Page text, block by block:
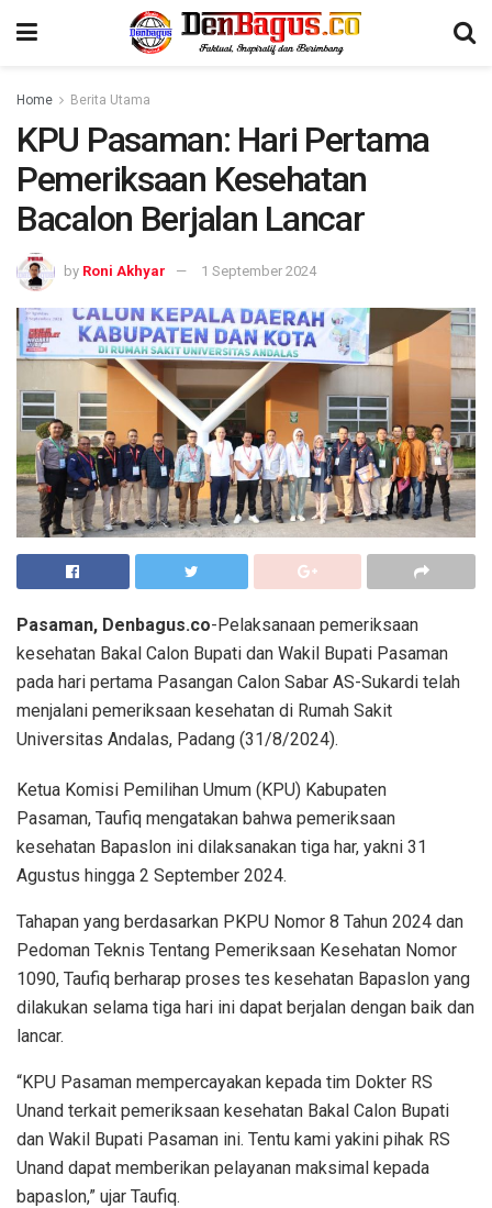
Home Berita Utama
KPU Pasaman: Hari Pertama
Pemeriksaan Kesehatan
Bacalon Berjalan Lancar
by Roni Akhyar 1 September 2024
Pasaman, Denbagus.co-Pelaksanaan pemeriksaan
kesehatan Bakal Calon Bupati dan Wakil Bupati Pasaman
pada hari pertama Pasangan Calon Sabar AS-Sukardi telah
menjalani pemeriksaan kesehatan di Rumah Sakit
Universitas Andalas, Padang (31/8/2024).
Ketua Komisi Pemilihan Umum (KPU) Kabupaten
Pasaman, Taufiq mengatakan bahwa pemeriksaan
kesehatan Bapaslon ini dilaksanakan tiga har, yakni 31
Agustus hingga 2 September 2024.
Tahapan yang berdasarkan PKPU Nomor 8 Tahun 2024 dan
Pedoman Teknis Tentang Pemeriksaan Kesehatan Nomor
1090, Taufiq berharap proses tes kesehatan Bapaslon yang
dilakukan selama tiga hari ini dapat berjalan dengan baik dan
lancar.
“KPU Pasaman mempercayakan kepada tim Dokter RS
Unand terkait pemeriksaan kesehatan Bakal Calon Bupati
dan Wakil Bupati Pasaman ini. Tentu kami yakini pihak RS
Unand dapat memberikan pelayanan maksimal kepada
bapaslon,” ujar Taufiq.